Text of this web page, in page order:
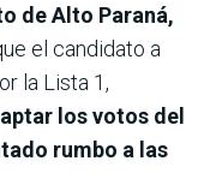
de Alto Paraná,
el candidato a
la Lista 1,
los votos del
rumbo a las